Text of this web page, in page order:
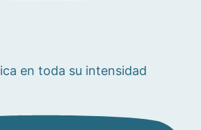
en toda su intensidad